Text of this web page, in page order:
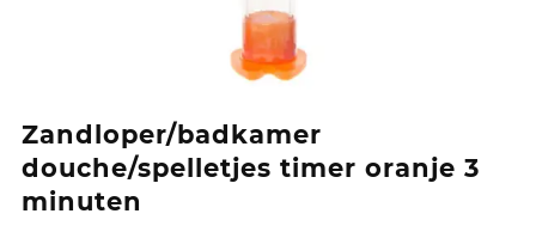
Zandloper/badkamer
douche/spelletjes timer oranje 3
minuten